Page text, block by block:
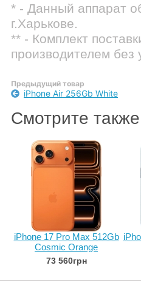
* - Данный аппарат
г.Харькове.
** - Комплект
производителем без
Предыдущий товар
iPhone Air 256Gb White
Смотрите также
iPhone 17 Pro Max 512Gb
Cosmic Orange
73 560грн